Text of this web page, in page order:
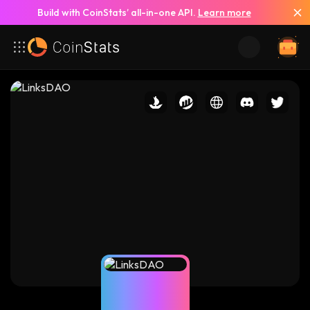
Build with CoinStats’ all-in-one API. Learn more